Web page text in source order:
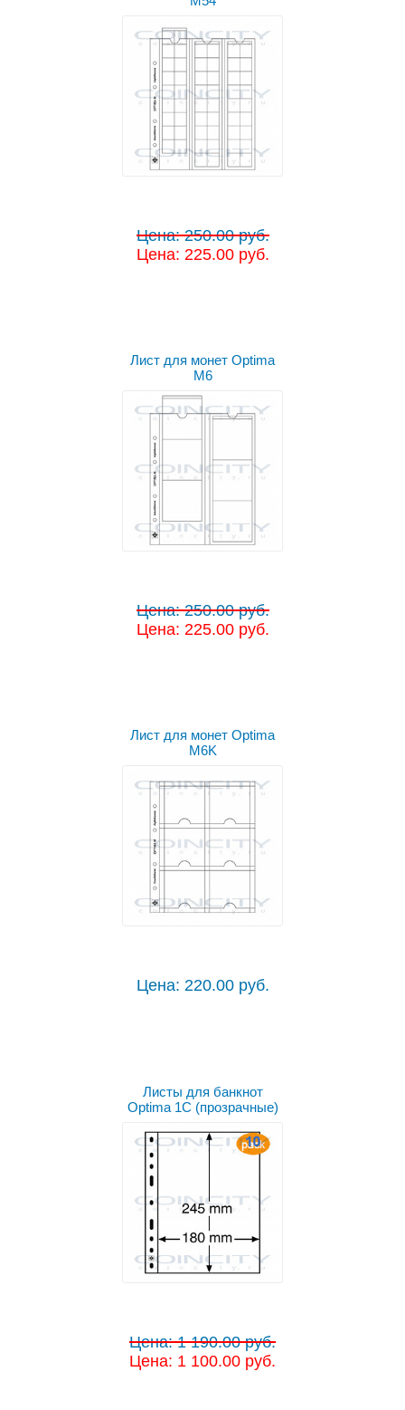
Цена: 250.00 руб.
Цена: 225.00 руб.
Лист для монет Optima
M6
Цена: 250.00 руб.
Цена: 225.00 руб.
Лист для монет Optima
M6K
Цена: 220.00 руб.
Листы для банкнот
Optima 1C (прозрачные)
Цена: 1 190.00 руб.
Цена: 1 100.00 руб.